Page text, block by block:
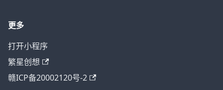
更多
打开小程序
繁星创想
赣ICP备20002120号-2